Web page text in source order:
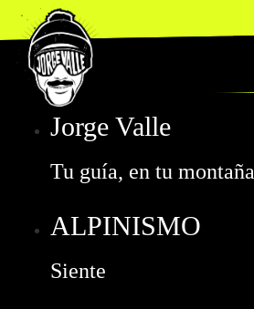
Jorge Valle
Tu guía, en tu montaña
ALPINISMO
Siente